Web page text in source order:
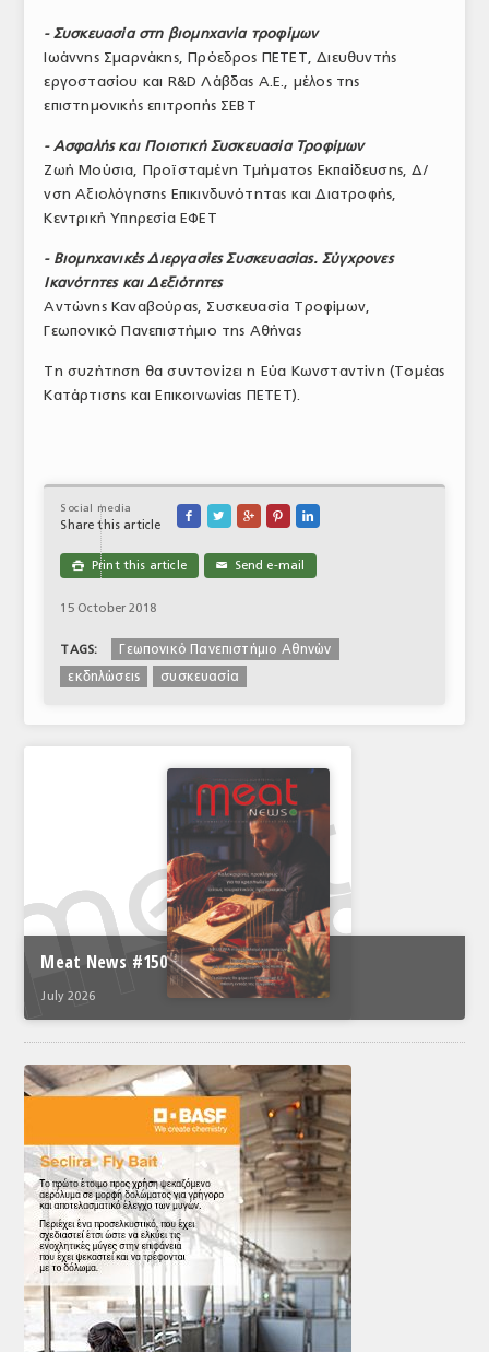
- Συσκευασία στη βιομηχανία τροφίμων
Ιωάννης Σμαρνάκης, Πρόεδρος ΠΕΤΕΤ, Διευθυντής
εργοστασίου και R&D Λάβδας Α.Ε., μέλος της
επιστημονικής επιτροπής ΣΕΒΤ
- Ασφαλής και Ποιοτική Συσκευασία Τροφίμων
Ζωή Μούσια, Προϊσταμένη Τμήματος Εκπαίδευσης, Δ/
νση Αξιολόγησης Επικινδυνότητας και Διατροφής,
Κεντρική Υπηρεσία ΕΦΕΤ
- Βιομηχανικές Διεργασίες Συσκευασίας. Σύγχρονες
Ικανότητες και Δεξιότητες
Αντώνης Καναβούρας, Συσκευασία Τροφίμων,
Γεωπονικό Πανεπιστήμιο της Αθήνας
Τη συζήτηση θα συντονίζει η Εύα Κωνσταντίνη (Τομέας
Κατάρτισης και Επικοινωνίας ΠΕΤΕΤ).
Social media
Share this article
    
 Print this article ✉ Send e-mail
15 October 2018
TAGS:
Γεωπονικό Πανεπιστήμιο Αθηνών
εκδηλώσεις
συσκευασία
Meat News #150
July 2026